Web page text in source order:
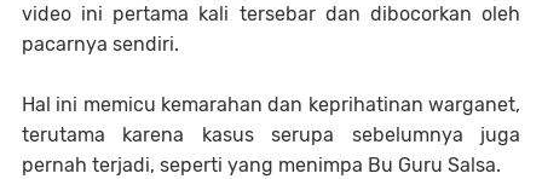
video ini pertama kali tersebar dan dibocorkan oleh
pacarnya sendiri.
Hal ini memicu kemarahan dan keprihatinan warganet,
terutama karena kasus serupa sebelumnya juga
pernah terjadi, seperti yang menimpa Bu Guru Salsa.